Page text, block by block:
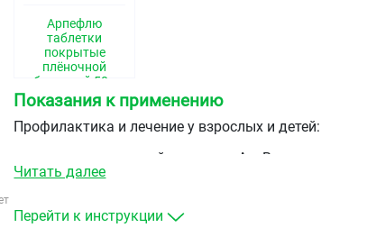
Арпефлю
таблетки
покрытые
плёночной
оболочкой 50мг
№30
Показания к применению
Профилактика и лечение у взрослых и детей:
грипп, вызванный вирусами А и В,
острые респираторные вирусные инфекции
вторичные иммунодефицитные состояния.
Читать далее
Перейти к инструкции